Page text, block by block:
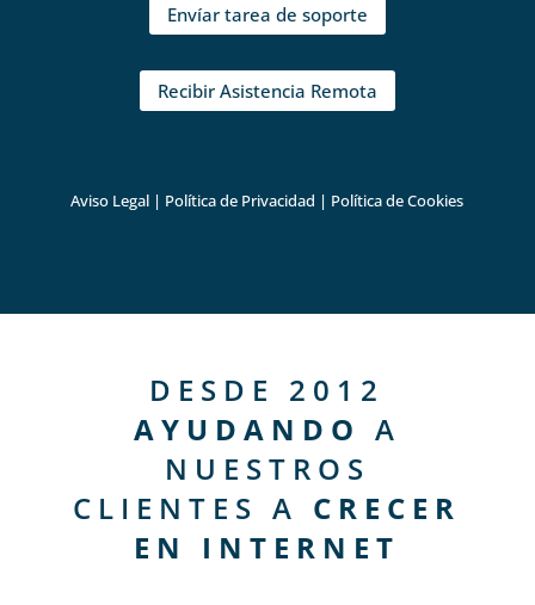
Envíar tarea de soporte
Recibir Asistencia Remota
Aviso Legal | Política de Privacidad | Política de Cookies
DESDE 2012
AYUDANDO A
NUESTROS
CLIENTES A CRECER
EN INTERNET